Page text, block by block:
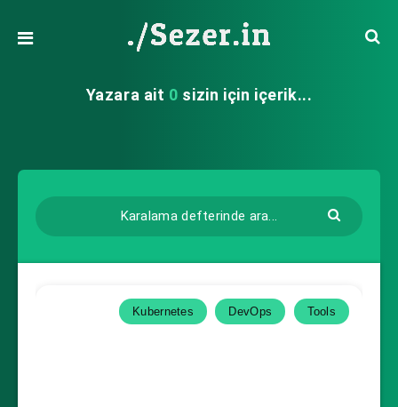
Yazara ait 0 sizin için içerik...
Kubernetes DevOps Tools